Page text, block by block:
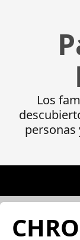
Los
personas